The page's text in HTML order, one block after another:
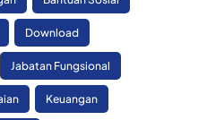
Download
Jabatan Fungsional
Keuangan